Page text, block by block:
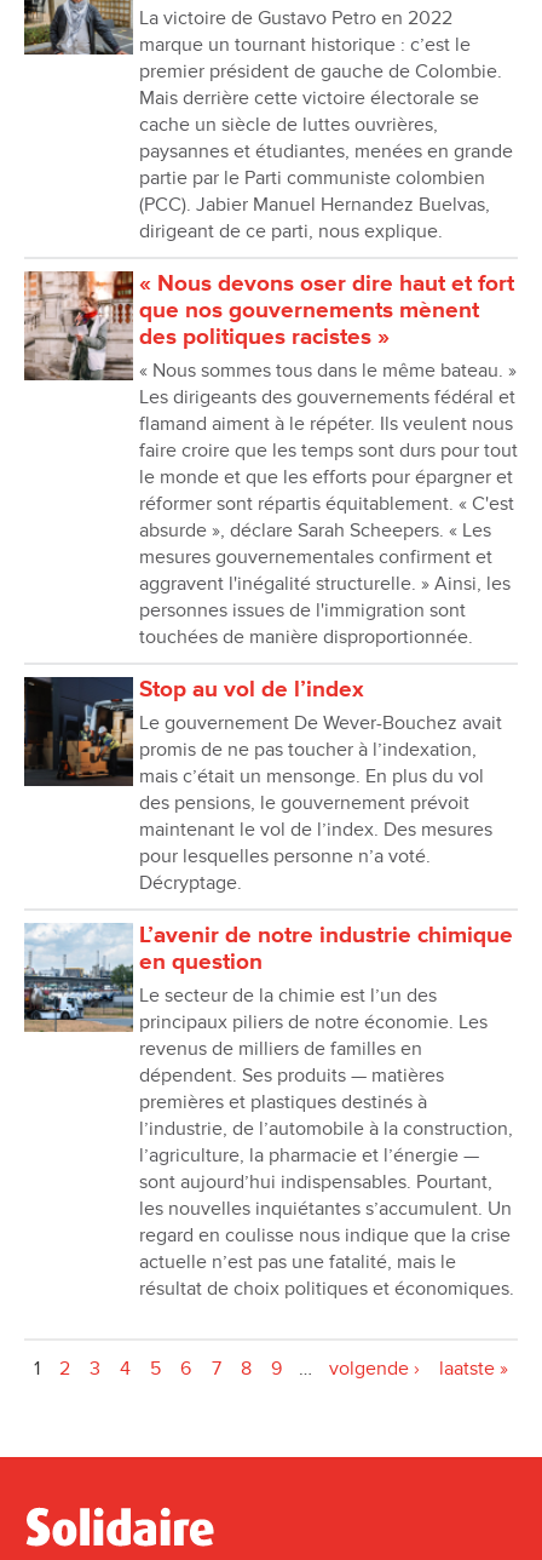
La victoire de Gustavo Petro en 2022
marque un tournant historique : c’est le
premier président de gauche de Colombie.
Mais derrière cette victoire électorale se
cache un siècle de luttes ouvrières,
paysannes et étudiantes, menées en grande
partie par le Parti communiste colombien
(PCC). Jabier Manuel Hernandez Buelvas,
dirigeant de ce parti, nous explique.
« Nous devons oser dire haut et fort
que nos gouvernements mènent
des politiques racistes »
« Nous sommes tous dans le même bateau. »
Les dirigeants des gouvernements fédéral et
flamand aiment à le répéter. Ils veulent nous
faire croire que les temps sont durs pour tout
le monde et que les efforts pour épargner et
réformer sont répartis équitablement. « C'est
absurde », déclare Sarah Scheepers. « Les
mesures gouvernementales confirment et
aggravent l'inégalité structurelle. » Ainsi, les
personnes issues de l'immigration sont
touchées de manière disproportionnée.
Stop au vol de l’index
Le gouvernement De Wever-Bouchez avait
promis de ne pas toucher à l’indexation,
mais c’était un mensonge. En plus du vol
des pensions, le gouvernement prévoit
maintenant le vol de l’index. Des mesures
pour lesquelles personne n’a voté.
Décryptage.
L’avenir de notre industrie chimique
en question
Le secteur de la chimie est l’un des
principaux piliers de notre économie. Les
revenus de milliers de familles en
dépendent. Ses produits — matières
premières et plastiques destinés à
l’industrie, de l’automobile à la construction,
l’agriculture, la pharmacie et l’énergie —
sont aujourd’hui indispensables. Pourtant,
les nouvelles inquiétantes s’accumulent. Un
regard en coulisse nous indique que la crise
actuelle n’est pas une fatalité, mais le
résultat de choix politiques et économiques.
1 2 3 4 5 6 7 8 9 … volgende › laatste »